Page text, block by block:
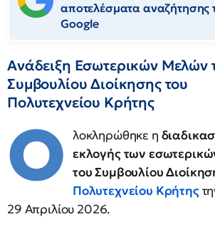
αποτελέσματα αναζήτησης
Google
Ανάδειξη Εσωτερικών Μελών
Συμβουλίου Διοίκησης του
Πολυτεχνείου Κρήτης
Ο λοκληρώθηκε η
εκλογής των
του Συμβουλίου
Πολυτεχνείου Κρήτης
29 Απριλίου 2026.